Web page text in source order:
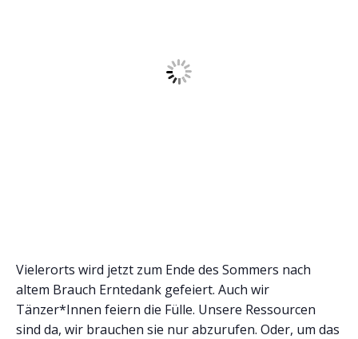
Vielerorts wird jetzt zum Ende des Sommers nach
altem Brauch Erntedank gefeiert. Auch wir
Tänzer*Innen feiern die Fülle. Unsere Ressourcen
sind da, wir brauchen sie nur abzurufen. Oder, um das